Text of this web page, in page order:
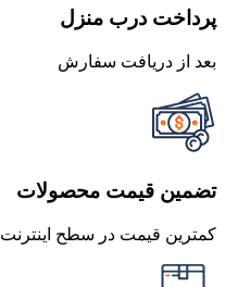
پرداخت درب منزل
بعد از دریافت سفارش
تضمین قیمت محصولات
کمترین قیمت در سطح اینترنت